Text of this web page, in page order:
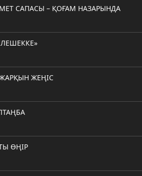
САПАСЫ – ҚОҒАМ НАЗАРЫНДА
ЖЕҢІС
ӨҢІР